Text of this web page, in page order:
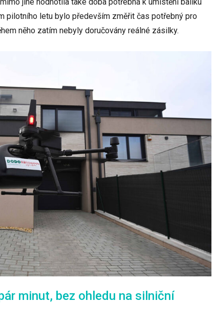
pilotního letu bylo především změřit čas potřebný pro
něho zatím nebyly doručovány reálné zásilky.
minut, bez ohledu na silniční